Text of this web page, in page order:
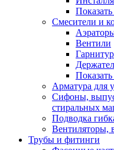
Показать
Смесители и
Вентили
Показать
Арматура для
Сифоны,
стиральных
Подводка
Вентиляторы,
Трубы и фитинги